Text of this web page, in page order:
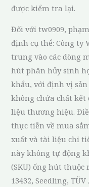
được kiểm tra lại.
Đối với tw0909,
định cụ thể: Công ty
trung vào các dòng
hút phân hủy sinh
khẩu, với định vị
không chứa chất kết
liệu thương hiệu.
thực tiễn về mua
xuất và tài liệu chi
này không tự động
(SKU) ống hút thuộc
13432, Seedling,